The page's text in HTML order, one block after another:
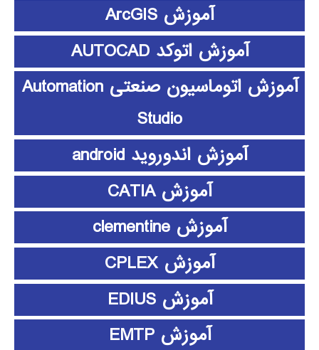
آموزش ArcGIS
آموزش اتوکد AUTOCAD
آموزش اتوماسیون صنعتی Automation
Studio
آموزش اندوروید android
آموزش CATIA
آموزش clementine
آموزش CPLEX
آموزش EDIUS
آموزش EMTP